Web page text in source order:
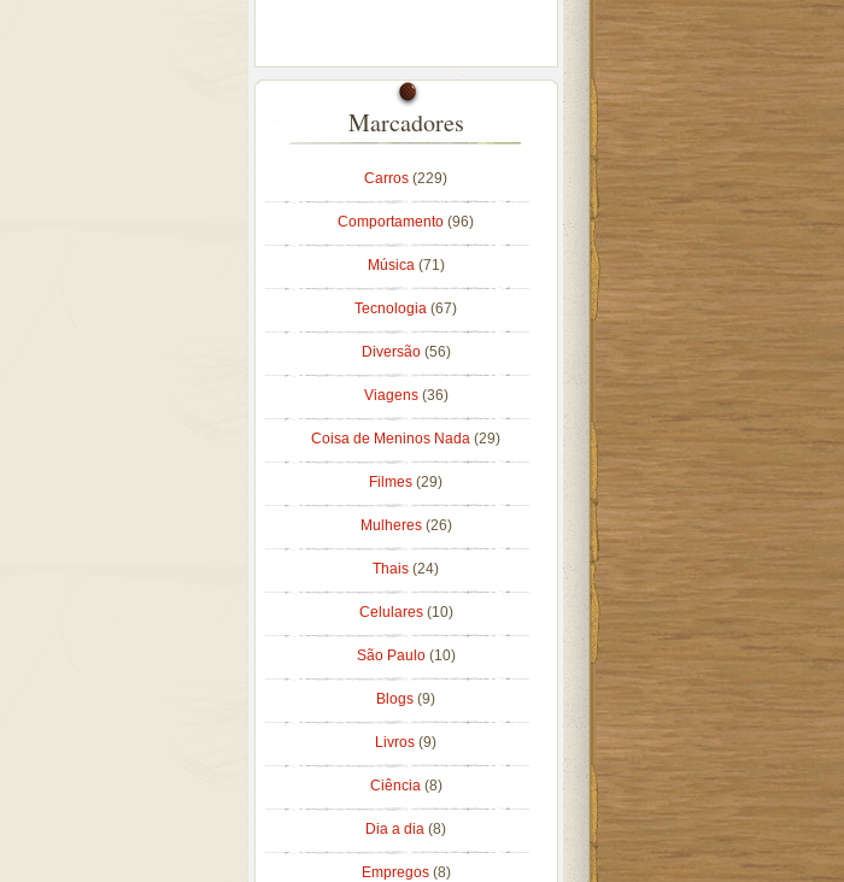
Marcadores
Carros (229)
Comportamento (96)
Música (71)
Tecnologia (67)
Diversão (56)
Viagens (36)
Coisa de Meninos Nada (29)
Filmes (29)
Mulheres (26)
Thais (24)
Celulares (10)
São Paulo (10)
Blogs (9)
Livros (9)
Ciência (8)
Dia a dia (8)
Empregos (8)